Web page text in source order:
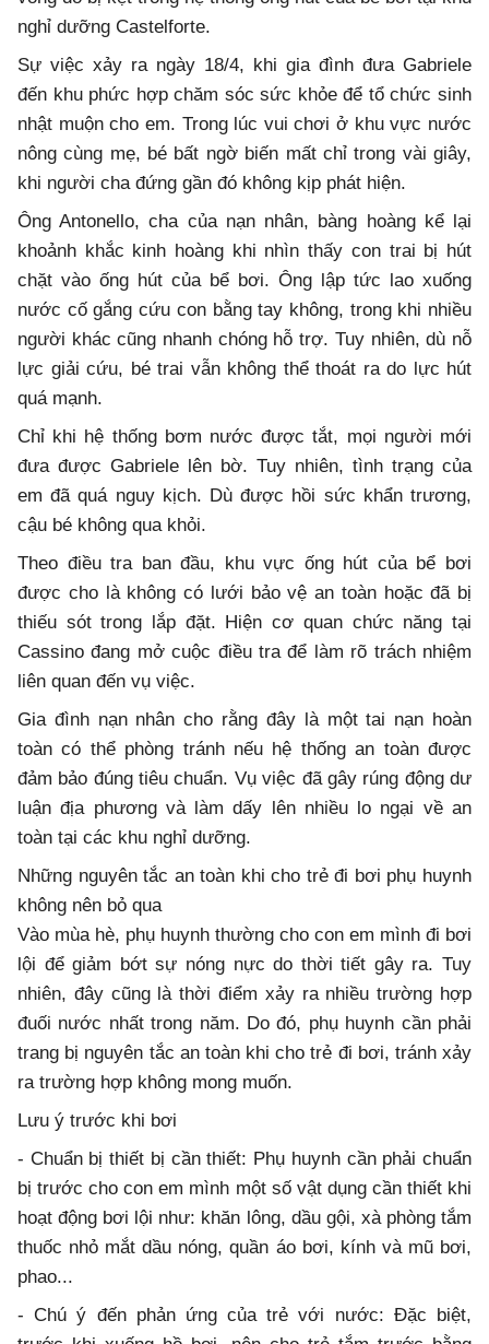
nghỉ dưỡng Castelforte.
Sự việc xảy ra ngày 18/4, khi gia đình đưa Gabriele
đến khu phức hợp chăm sóc sức khỏe để tổ chức sinh
nhật muộn cho em. Trong lúc vui chơi ở khu vực nước
nông cùng mẹ, bé bất ngờ biến mất chỉ trong vài giây,
khi người cha đứng gần đó không kịp phát hiện.
Ông Antonello, cha của nạn nhân, bàng hoàng kể lại
khoảnh khắc kinh hoàng khi nhìn thấy con trai bị hút
chặt vào ống hút của bể bơi. Ông lập tức lao xuống
nước cố gắng cứu con bằng tay không, trong khi nhiều
người khác cũng nhanh chóng hỗ trợ. Tuy nhiên, dù nỗ
lực giải cứu, bé trai vẫn không thể thoát ra do lực hút
quá mạnh.
Chỉ khi hệ thống bơm nước được tắt, mọi người mới
đưa được Gabriele lên bờ. Tuy nhiên, tình trạng của
em đã quá nguy kịch. Dù được hồi sức khẩn trương,
cậu bé không qua khỏi.
Theo điều tra ban đầu, khu vực ống hút của bể bơi
được cho là không có lưới bảo vệ an toàn hoặc đã bị
thiếu sót trong lắp đặt. Hiện cơ quan chức năng tại
Cassino đang mở cuộc điều tra để làm rõ trách nhiệm
liên quan đến vụ việc.
Gia đình nạn nhân cho rằng đây là một tai nạn hoàn
toàn có thể phòng tránh nếu hệ thống an toàn được
đảm bảo đúng tiêu chuẩn. Vụ việc đã gây rúng động dư
luận địa phương và làm dấy lên nhiều lo ngại về an
toàn tại các khu nghỉ dưỡng.
Những nguyên tắc an toàn khi cho trẻ đi bơi phụ huynh
không nên bỏ qua
Vào mùa hè, phụ huynh thường cho con em mình đi bơi
lội để giảm bớt sự nóng nực do thời tiết gây ra. Tuy
nhiên, đây cũng là thời điểm xảy ra nhiều trường hợp
đuối nước nhất trong năm. Do đó, phụ huynh cần phải
trang bị nguyên tắc an toàn khi cho trẻ đi bơi, tránh xảy
ra trường hợp không mong muốn.
Lưu ý trước khi bơi
- Chuẩn bị thiết bị cần thiết: Phụ huynh cần phải chuẩn
bị trước cho con em mình một số vật dụng cần thiết khi
hoạt động bơi lội như: khăn lông, dầu gội, xà phòng tắm
thuốc nhỏ mắt dầu nóng, quần áo bơi, kính và mũ bơi,
phao...
- Chú ý đến phản ứng của trẻ với nước: Đặc biệt,